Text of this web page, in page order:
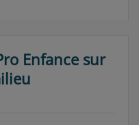
Enfance sur